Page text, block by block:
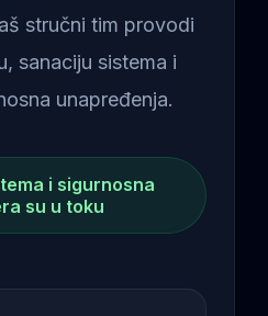
stručni tim provodi
sanaciju sistema i
unapređenja.
i sigurnosna
su u toku